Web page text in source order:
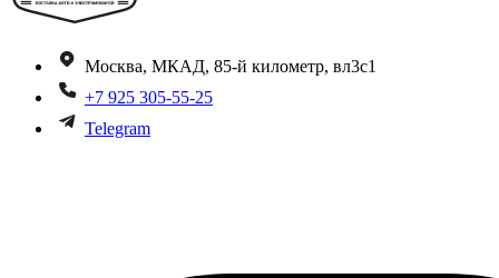
Москва, МКАД, 85-й километр, вл3с1
+7 925 305-55-25
Telegram